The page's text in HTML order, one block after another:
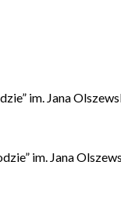
im. Jana
im. Jana